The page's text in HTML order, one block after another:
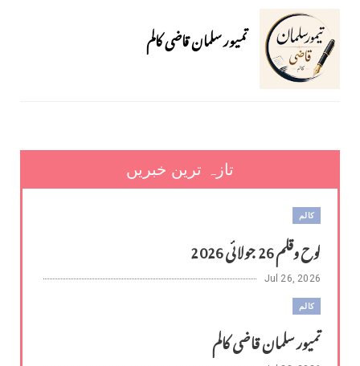
تمیور سلمان قاضی کالم
تازہ ترین خبریں
کالم
لوح وقلم 26 جولائی 2026
Jul 26, 2026
کالم
تمیور سلمان قاضی کالم